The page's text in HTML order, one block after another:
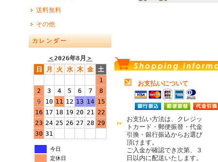
送料無料
その他
カレンダー
＜2026年8月 ＞
日
月 火 水 木 金 土
1
2
3 4 5 6 7
8
9
10 11 12 13 14 15
16 17 18 19 20 21 22
23 24 25 26 27 28 29
30 31
今日
定休日
お支払いについて
お支払い方法は、クレジッ
トカード・郵便振替・代金
引換・銀行振込からお選び
頂けます。
ご入金が確認でき次第、３
日以内に配送いたします。